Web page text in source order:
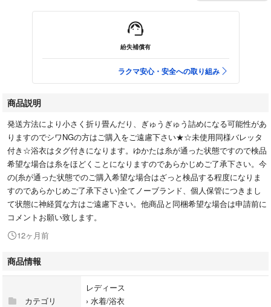
紛失補償有
ラクマ安心・安全への取り組み
商品説明
発送方法により小さく折り畳んだり、ぎゅうぎゅう詰めになる可能性があ
りますのでシワNGの方はご購入をご遠慮下さい★☆未使用同様バレッタ
付き☆浴衣はタグ付きになります。ゆかたは糸が通った状態ですので検品
希望な場合は糸をほどくことになりますのであらかじめご了承下さい。今
の(糸が通った状態でのご購入希望な場合はざっと検品する程度になりま
すのであらかじめご了承下さい)全てノーブランド、個人保管につきまし
て状態に神経質な方はご遠慮下さい。他商品と同梱希望な場合は申請前に
コメントお願い致します。
12ヶ月前
商品情報
カテゴリ
レディース
› 水着/浴衣